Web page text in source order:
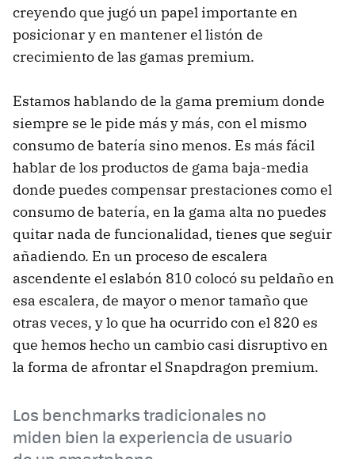
creyendo que jugó un papel importante en
posicionar y en mantener el listón de
crecimiento de las gamas premium.
Estamos hablando de la gama premium donde
siempre se le pide más y más, con el mismo
consumo de batería sino menos. Es más fácil
hablar de los productos de gama baja-media
donde puedes compensar prestaciones como el
consumo de batería, en la gama alta no puedes
quitar nada de funcionalidad, tienes que seguir
añadiendo. En un proceso de escalera
ascendente el eslabón 810 colocó su peldaño en
esa escalera, de mayor o menor tamaño que
otras veces, y lo que ha ocurrido con el 820 es
que hemos hecho un cambio casi disruptivo en
la forma de afrontar el Snapdragon premium.
Los benchmarks tradicionales no
miden bien la experiencia de usuario